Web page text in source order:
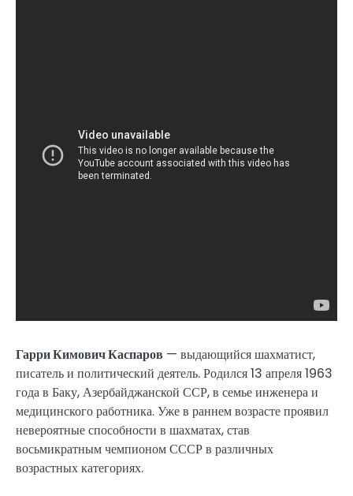
Гарри Кимович Каспаров — выдающийся шахматист,
писатель и политический деятель. Родился 13 апреля 1963
года в Баку, Азербайджанской ССР, в семье инженера и
медицинского работника. Уже в раннем возрасте проявил
невероятные способности в шахматах, став
восьмикратным чемпионом СССР в различных
возрастных категориях.